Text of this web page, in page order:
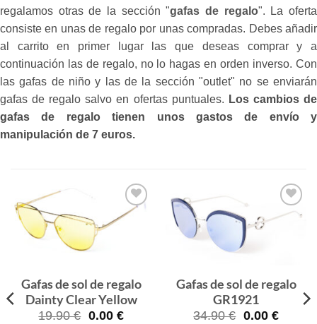
regalamos otras de la sección "gafas de regalo". La oferta
consiste en unas de regalo por unas compradas. Debes añadir
al carrito en primer lugar las que deseas comprar y a
continuación las de regalo, no lo hagas en orden inverso. Con
las gafas de niño y las de la sección "outlet" no se enviarán
gafas de regalo salvo en ofertas puntuales. Los cambios de
gafas de regalo tienen unos gastos de envío y
manipulación de 7 euros.
Gafas
Gafas de sol de regalo
Dainty Clear Yellow
19.90€ El
0.00 €El
Gafas
Gafas de sol de regalo
GR1921
34.90€ El
0.00 €El